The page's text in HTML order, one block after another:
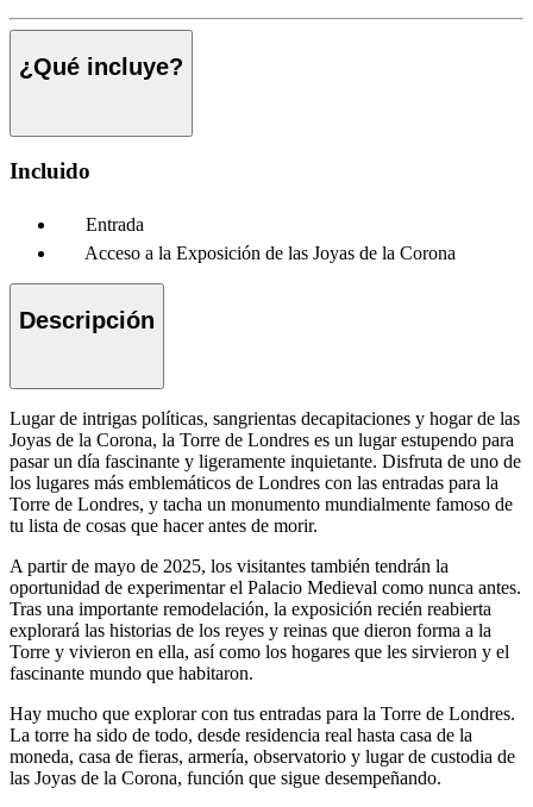
¿Qué incluye?
Incluido
Entrada
Acceso a la Exposición de las Joyas de la Corona
Descripción
Lugar de intrigas políticas, sangrientas decapitaciones y hogar de las
Joyas de la Corona, la Torre de Londres es un lugar estupendo para
pasar un día fascinante y ligeramente inquietante. Disfruta de uno de
los lugares más emblemáticos de Londres con las entradas para la
Torre de Londres, y tacha un monumento mundialmente famoso de
tu lista de cosas que hacer antes de morir.
A partir de mayo de 2025, los visitantes también tendrán la
oportunidad de experimentar el Palacio Medieval como nunca antes.
Tras una importante remodelación, la exposición recién reabierta
explorará las historias de los reyes y reinas que dieron forma a la
Torre y vivieron en ella, así como los hogares que les sirvieron y el
fascinante mundo que habitaron.
Hay mucho que explorar con tus entradas para la Torre de Londres.
La torre ha sido de todo, desde residencia real hasta casa de la
moneda, casa de fieras, armería, observatorio y lugar de custodia de
las Joyas de la Corona, función que sigue desempeñando.